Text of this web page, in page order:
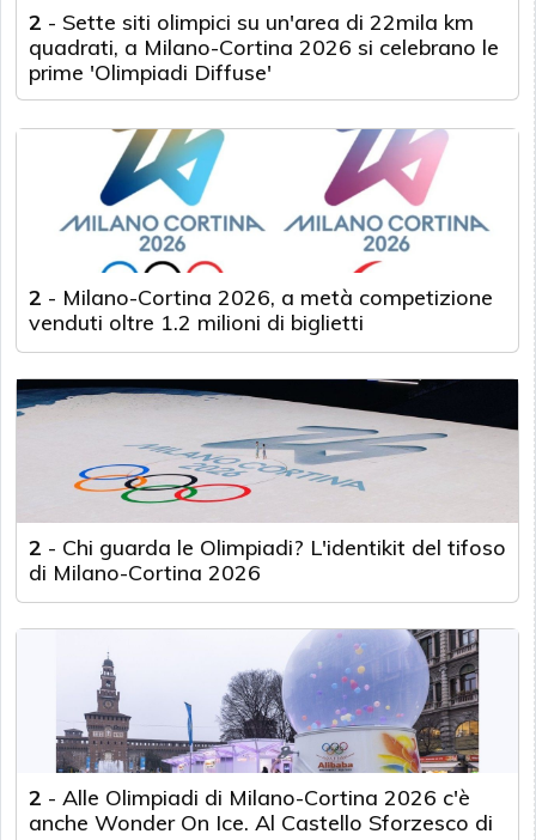
2 - Sette siti olimpici su un'area di 22mila km
quadrati, a Milano-Cortina 2026 si celebrano le
prime 'Olimpiadi Diffuse'
2 - Milano-Cortina 2026, a metà competizione
venduti oltre 1.2 milioni di biglietti
2 - Chi guarda le Olimpiadi? L'identikit del tifoso
di Milano-Cortina 2026
2 - Alle Olimpiadi di Milano-Cortina 2026 c'è
anche Wonder On Ice. Al Castello Sforzesco di